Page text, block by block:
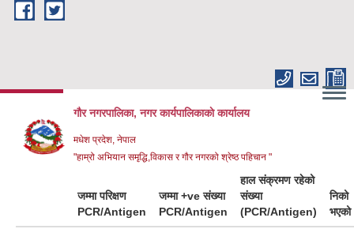
Skip to main content
गौर नगरपालिका, नगर कार्यपालिकाकाे कार्यालय
मधेश प्रदेश, नेपाल
"हाम्रो अभियान समृद्धि,विकास र गौर नगरको श्रेष्ठ पहिचान "
जम्मा परिक्षण
PCR/Antigen
जम्मा +ve संख्या
PCR/Antigen
हाल संक्रमण रहेको
संख्या
(PCR/Antigen)
निको
भएको